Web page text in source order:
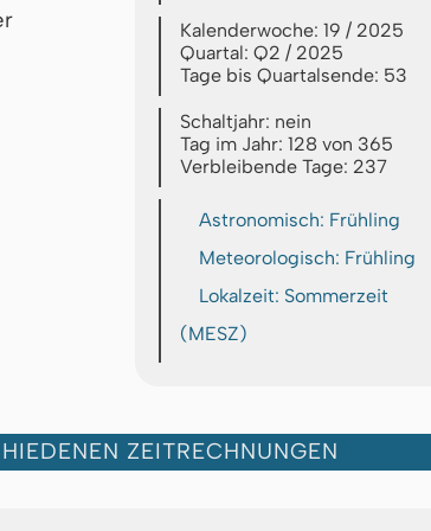
Kalenderwoche: 19 / 2025
Quartal: Q2 / 2025
Tage bis Quartalsende: 53
Schaltjahr: nein
Tag im Jahr: 128 von 365
Verbleibende Tage: 237
Astronomisch: Frühling
Meteorologisch: Frühling
Lokalzeit: Sommerzeit
(MESZ)
ZEITRECHNUNGEN